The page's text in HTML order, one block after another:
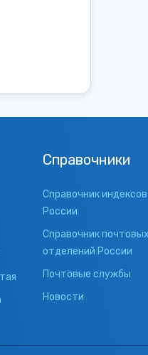
Справочники
Справочник индексов
России
Справочник почтовых
отделений России
Почтовые службы
Новости